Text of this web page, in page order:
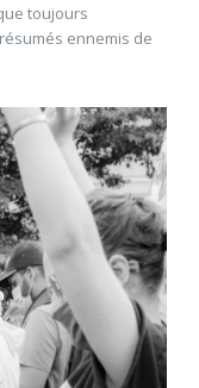
toujours
ennemis de